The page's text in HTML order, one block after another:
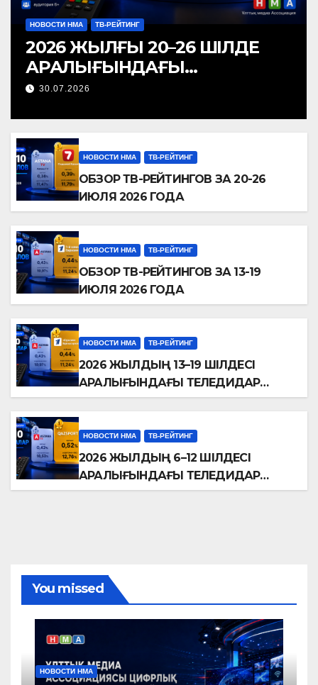
НОВОСТИ НМА ТВ-РЕЙТИНГ
2026 ЖЫЛҒЫ 20–26 ШІЛДЕ
АРАЛЫҒЫНДАҒЫ
ТЕЛЕАРНАЛАР РЕЙТИНГІНЕ
30.07.2026
НОВОСТИ НМА ТВ-РЕЙТИНГ
ОБЗОР ТВ-РЕЙТИНГОВ ЗА 20-26
ИЮЛЯ 2026 ГОДА
НОВОСТИ НМА ТВ-РЕЙТИНГ
ОБЗОР ТВ-РЕЙТИНГОВ ЗА 13-19
ИЮЛЯ 2026 ГОДА
НОВОСТИ НМА ТВ-РЕЙТИНГ
2026 ЖЫЛДЫҢ 13–19 ШІЛДЕСІ
АРАЛЫҒЫНДАҒЫ ТЕЛЕДИДАР
РЕЙТИНГТЕРІНЕ ШОЛУ
НОВОСТИ НМА ТВ-РЕЙТИНГ
2026 ЖЫЛДЫҢ 6–12 ШІЛДЕСІ
АРАЛЫҒЫНДАҒЫ ТЕЛЕДИДАР
РЕЙТИНГТЕРІНЕ ШОЛУ
You missed
НОВОСТИ НМА